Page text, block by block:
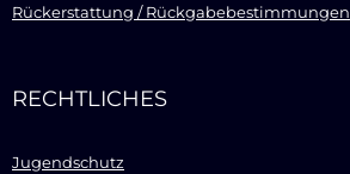
Rückerstattung / Rückgabebestimmungen
RECHTLICHES
Jugendschutz